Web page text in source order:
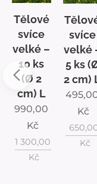
Tělové
svíce
velké –
10 ks
(Ø 2
cm) L
990,00
Kč
1 300,00
Kč
svíce
velké
5 ks
2 cm)
Kč
Kč